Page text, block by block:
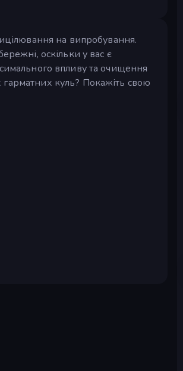
на випробування.
оскільки у вас є
впливу та очищення
куль? Покажіть свою